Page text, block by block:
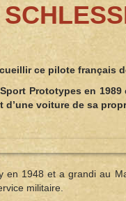
ce pilote
Prototypes en
d’une voiture de sa
en 1948 et a grandi au
militaire.